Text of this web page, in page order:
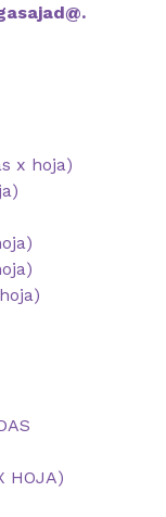
x hoja)
HOJA)